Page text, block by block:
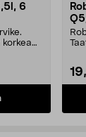
6
korkea